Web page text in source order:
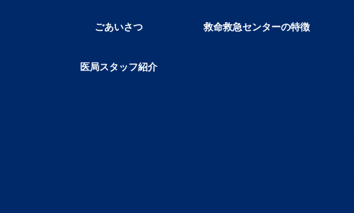
ごあいさつ
医局スタッフ紹介
救命救急センターの特徴